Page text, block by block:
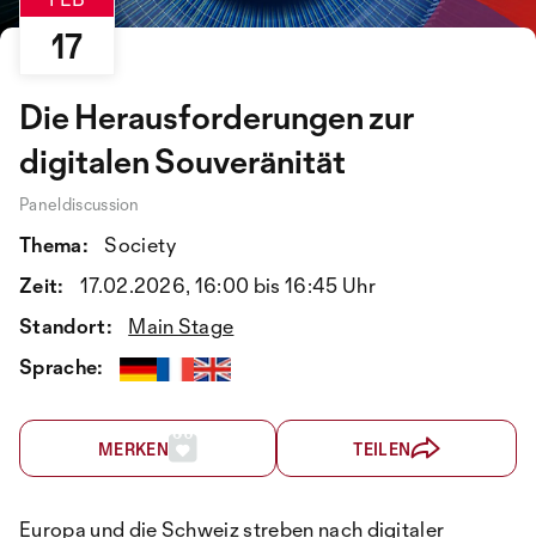
17
Die Herausforderungen zur
digitalen Souveränität
Paneldiscussion
Thema:
Society
Zeit:
17.02.2026, 16:00 bis 16:45 Uhr
Standort:
Main Stage
Sprache:
MERKEN TEILEN
Europa und die Schweiz streben nach digitaler